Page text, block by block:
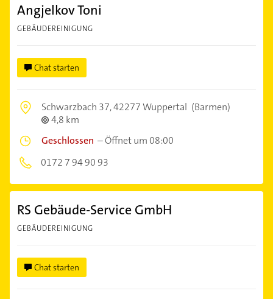
Angjelkov Toni
GEBÄUDEREINIGUNG
Chat starten
Schwarzbach 37,42277 Wuppertal (Barmen)
4,8 km
Geschlossen –Öffnet um 08:00
0172 7 94 90 93
RS Gebäude-Service GmbH
GEBÄUDEREINIGUNG
Chat starten